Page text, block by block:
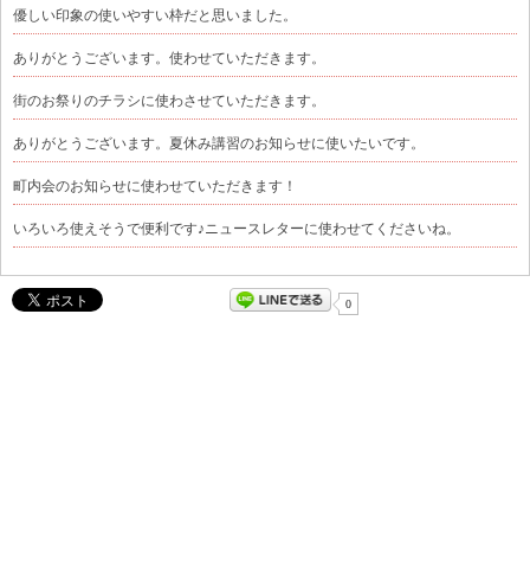
優しい印象の使いやすい枠だと思いました。
ありがとうございます。使わせていただきます。
街のお祭りのチラシに使わさせていただきます。
ありがとうございます。夏休み講習のお知らせに使いたいです。
町内会のお知らせに使わせていただきます！
いろいろ使えそうで便利です♪ニュースレターに使わせてくださいね。
0